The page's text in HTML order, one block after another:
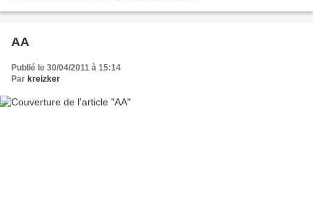
AA
Publié le 30/04/2011 à 15:14
Par kreizker